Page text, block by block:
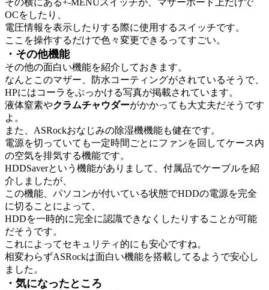
OCをしたり、
電圧情報を表示したりする際に使用するスイッチです。
ここを操作するだけで色々変更できるってすごい。
・その他機能
その他の面白い機能を紹介しておきます。
なんとこのマザー、防水コーティングがされているそうで、
HPにはコーラをぶっかける写真が掲載されています。
液体窒素やクラムチャウダーがかかっても大丈夫だそうです
よ。
また、ASRockおなじみの除湿機機能も健在です。
電源を切っていても一定時間ごとにファンを回してケース内
の空気を排気する機能です。
HDDSaverという機能がありまして、付属品でケーブルを紹
介しましたが、
この機能、パソコンが付いている状態でHDDの電源を完全
に切ることによって、
HDDを一時的に完全に認識できなくしたりすることが可能
だそうです。
これによってセキュリティ的にも安心ですね。
相変わらずASRockは面白い機能を搭載してるようで安心し
ました。
・気になったところ